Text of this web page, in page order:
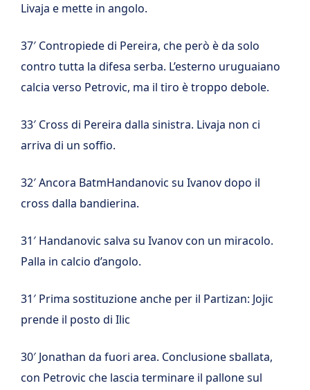
Livaja e mette in angolo.
37′ Contropiede di Pereira, che però è da solo
contro tutta la difesa serba. L’esterno uruguaiano
calcia verso Petrovic, ma il tiro è troppo debole.
33′ Cross di Pereira dalla sinistra. Livaja non ci
arriva di un soffio.
32′ Ancora BatmHandanovic su Ivanov dopo il
cross dalla bandierina.
31′ Handanovic salva su Ivanov con un miracolo.
Palla in calcio d’angolo.
31′ Prima sostituzione anche per il Partizan: Jojic
prende il posto di Ilic
30′ Jonathan da fuori area. Conclusione sballata,
con Petrovic che lascia terminare il pallone sul